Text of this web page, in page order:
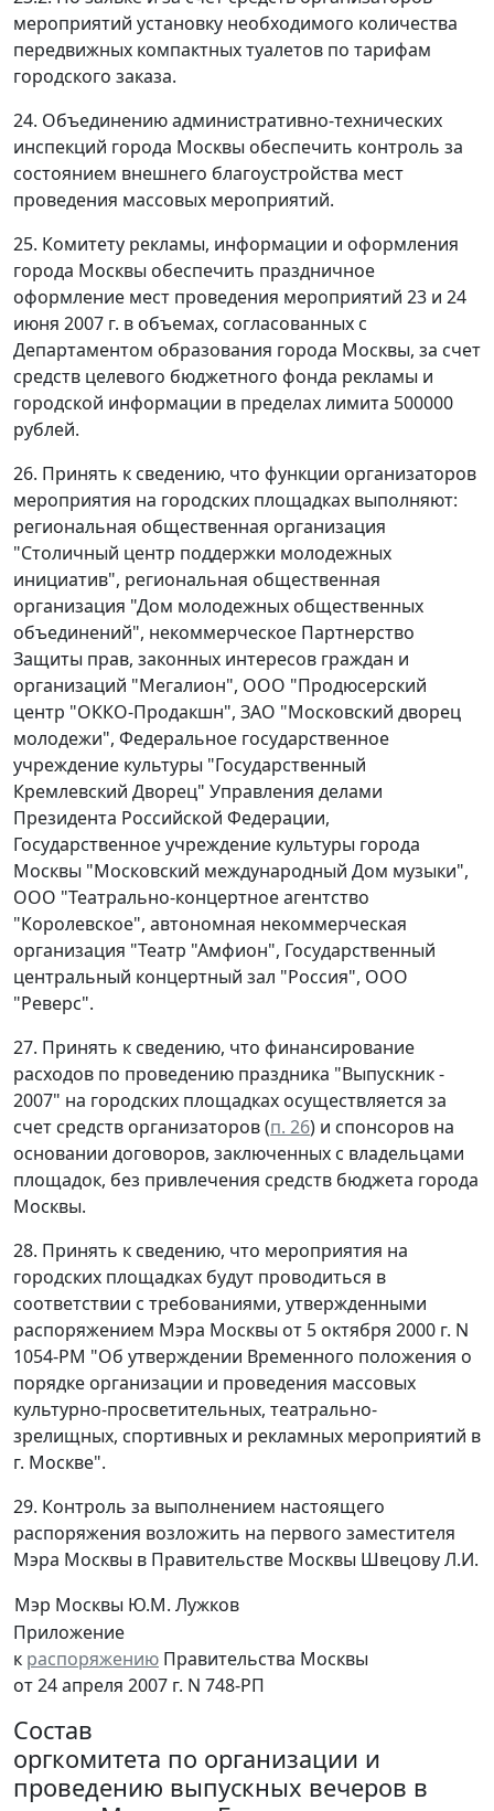
мероприятий установку необходимого количества
передвижных компактных туалетов по тарифам
городского заказа.
24. Объединению административно-технических
инспекций города Москвы обеспечить контроль за
состоянием внешнего благоустройства мест
проведения массовых мероприятий.
25. Комитету рекламы, информации и оформления
города Москвы обеспечить праздничное
оформление мест проведения мероприятий 23 и 24
июня 2007 г. в объемах, согласованных с
Департаментом образования города Москвы, за счет
средств целевого бюджетного фонда рекламы и
городской информации в пределах лимита 500000
рублей.
26. Принять к сведению, что функции организаторов
мероприятия на городских площадках выполняют:
региональная общественная организация
"Столичный центр поддержки молодежных
инициатив", региональная общественная
организация "Дом молодежных общественных
объединений", некоммерческое Партнерство
Защиты прав, законных интересов граждан и
организаций "Мегалион", ООО "Продюсерский
центр "ОККО-Продакшн", ЗАО "Московский дворец
молодежи", Федеральное государственное
учреждение культуры "Государственный
Кремлевский Дворец" Управления делами
Президента Российской Федерации,
Государственное учреждение культуры города
Москвы "Московский международный Дом музыки",
ООО "Театрально-концертное агентство
"Королевское", автономная некоммерческая
организация "Театр "Амфион", Государственный
центральный концертный зал "Россия", ООО
"Реверс".
27. Принять к сведению, что финансирование
расходов по проведению праздника "Выпускник -
2007" на городских площадках осуществляется за
счет средств организаторов (п. 26) и спонсоров на
основании договоров, заключенных с владельцами
площадок, без привлечения средств бюджета города
Москвы.
28. Принять к сведению, что мероприятия на
городских площадках будут проводиться в
соответствии с требованиями, утвержденными
распоряжением Мэра Москвы от 5 октября 2000 г. N
1054-РМ "Об утверждении Временного положения о
порядке организации и проведения массовых
культурно-просветительных, театрально-
зрелищных, спортивных и рекламных мероприятий в
г. Москве".
29. Контроль за выполнением настоящего
распоряжения возложить на первого заместителя
Мэра Москвы в Правительстве Москвы Швецову Л.И.
Мэр Москвы Ю.М. Лужков
Приложение
к распоряжению Правительства Москвы
от 24 апреля 2007 г. N 748-РП
Состав
оргкомитета по организации и
проведению выпускных вечеров в